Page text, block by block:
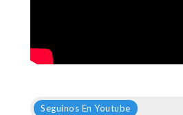
Seguinos En Youtube